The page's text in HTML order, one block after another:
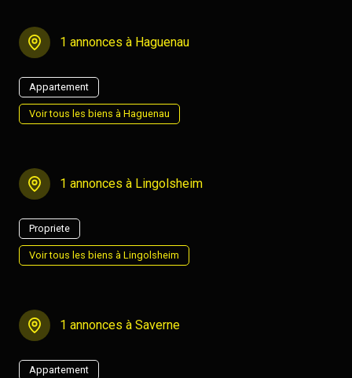
1 annonces à Haguenau
Appartement
Voir tous les biens à Haguenau
1 annonces à Lingolsheim
Propriete
Voir tous les biens à Lingolsheim
1 annonces à Saverne
Appartement